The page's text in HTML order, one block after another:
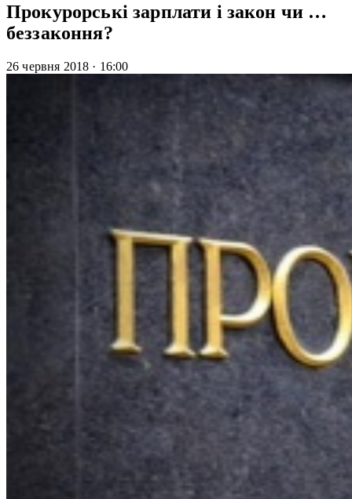
Прокурорські зарплати і закон чи …
беззаконня?
26 червня 2018 · 16:00